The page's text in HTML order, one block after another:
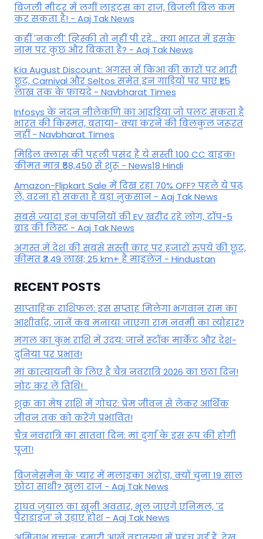
बिजली मीटर में लगीं लाइट्स का राज़, बिजली बिल कम
कर सकता है! - Aaj Tak News
कहीं 'नकली' व्हिस्की तो नहीं पी रहे... क्या भारत में इसके
नाम पर कुछ और बिकता है? - Aaj Tak News
Kia August Discount: अगस्त में किआ की कारों पर भारी
छूट, Carnival और Seltos समेत इन गाड़ियों पर पाएं ₹1.5
लाख तक के फायदे - Navbharat Times
Infosys के नंदन नीलेकणि का आइडिया जो पलट सकता है
भारत की किस्मत, बताया- क्या करने की बिलकुल जरूरत
नहीं - Navbharat Times
मिडिल क्लास की पहली पसंद हैं ये सस्ती 100 CC बाइक!
कीमत मात्र ₹58,450 से शुरू - News18 Hindi
Amazon-Flipkart Sale में दिख रहा 70% OFF? पहले ये पढ़
लें, वरना हो सकता है बड़ा नुकसान - Aaj Tak News
सबसे ज्यादा इन कंपनियों की EV खरीद रहे लोग, टॉप-5
ब्रांड की लिस्ट - Aaj Tak News
अगस्त में देश की सबसे सस्ती कार पर हजारों रुपये की छूट,
कीमत ₹3.49 लाख; 25 km+ है माइलेज - Hindustan
RECENT POSTS
साप्ताहिक राशिफल: इस सप्ताह मिलेगा भगवान राम का
आशीर्वाद, जानें कब मनाया जाएगा राम नवमी का त्योहार?
मंगल का कुंभ राशि में उदय: जानें स्‍टॉक मार्केट और देश-
दुनिया पर प्रभाव!
मां कात्‍यायनी के लिए है चैत्र नवरात्रि 2026 का छठा दिन!
नोट कर लें तिथि!
शुक्र का मेष राशि में गोचर: प्रेम जीवन से लेकर आर्थिक
जीवन तक को करेंगे प्रभावित!
चैत्र नवरात्रि का सातवां दिन: मां दुर्गा के इस रूप की होगी
पूजा!
बिजनेसमैन के प्यार में मलाइका अरोड़ा, क्यों चुना 19 साल
छोटा साथी? खुला राज - Aaj Tak News
राघव जुयाल का खूनी अवतार, भूल जाएंगे एनिमल, 'द
पैराडाइज' ने उड़ाए होश - Aaj Tak News